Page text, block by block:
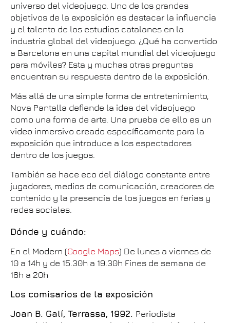
universo del videojuego. Uno de los grandes
objetivos de la exposición es destacar la influencia
y el talento de los estudios catalanes en la
industria global del videojuego. ¿Qué ha convertido
a Barcelona en una capital mundial del videojuego
para móviles? Esta y muchas otras preguntas
encuentran su respuesta dentro de la exposición.
Más allá de una simple forma de entretenimiento,
Nova Pantalla defiende la idea del videojuego
como una forma de arte. Una prueba de ello es un
video inmersivo creado específicamente para la
exposición que introduce a los espectadores
dentro de los juegos.
También se hace eco del diálogo constante entre
jugadores, medios de comunicación, creadores de
contenido y la presencia de los juegos en ferias y
redes sociales.
Dónde y cuándo:
En el Modern (Google Maps) De lunes a viernes de
10 a 14h y de 15.30h a 19.30h Fines de semana de
16h a 20h
Los comisarios de la exposición
Joan B. Galí, Terrassa, 1992. Periodista